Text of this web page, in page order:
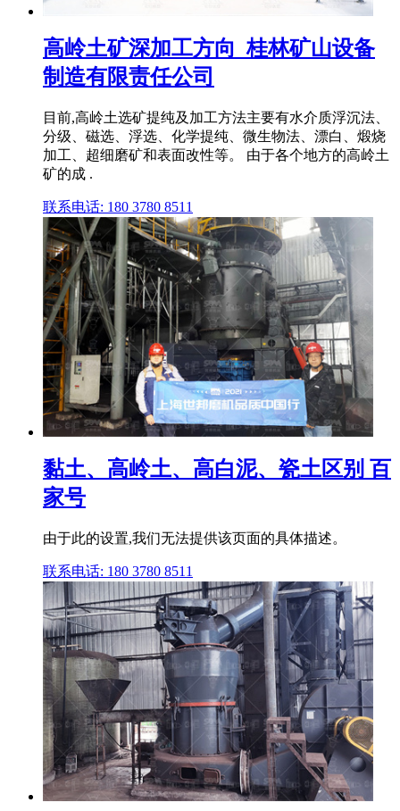
高岭土矿深加工方向_桂林矿山设备
制造有限责任公司
目前,高岭土选矿提纯及加工方法主要有水介质浮沉法、
分级、磁选、浮选、化学提纯、微生物法、漂白、煅烧
加工、超细磨矿和表面改性等。 由于各个地方的高岭土
矿的成 .
联系电话: 180 3780 8511
黏土、高岭土、高白泥、瓷土区别 百
家号
由于此的设置,我们无法提供该页面的具体描述。
联系电话: 180 3780 8511